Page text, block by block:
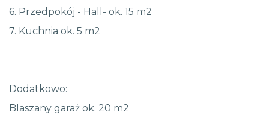
6. Przedpokój - Hall- ok. 15 m2
7. Kuchnia ok. 5 m2
Dodatkowo:
Blaszany garaż ok. 20 m2